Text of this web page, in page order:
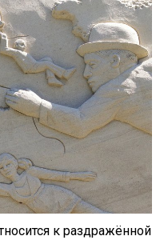
к раздражённой